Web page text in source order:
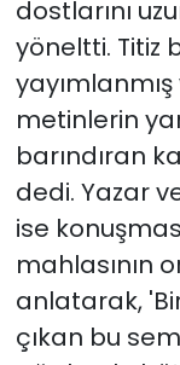
dostlarını
yöneltti. Titiz
metinlerin
barındıran
dedi. Yazar
ise
mahlasının
anlatarak,
çıkan bu